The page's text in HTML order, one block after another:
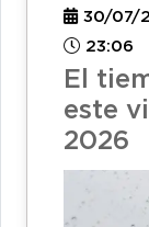
30/07/
23:06
El
este
2026